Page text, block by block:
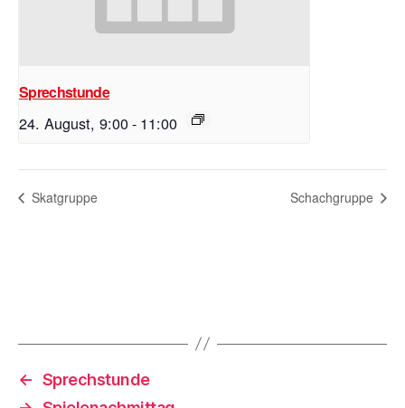
Sprechstunde
24. August, 9:00- 11:00
Skatgruppe Schachgruppe
← Sprechstunde